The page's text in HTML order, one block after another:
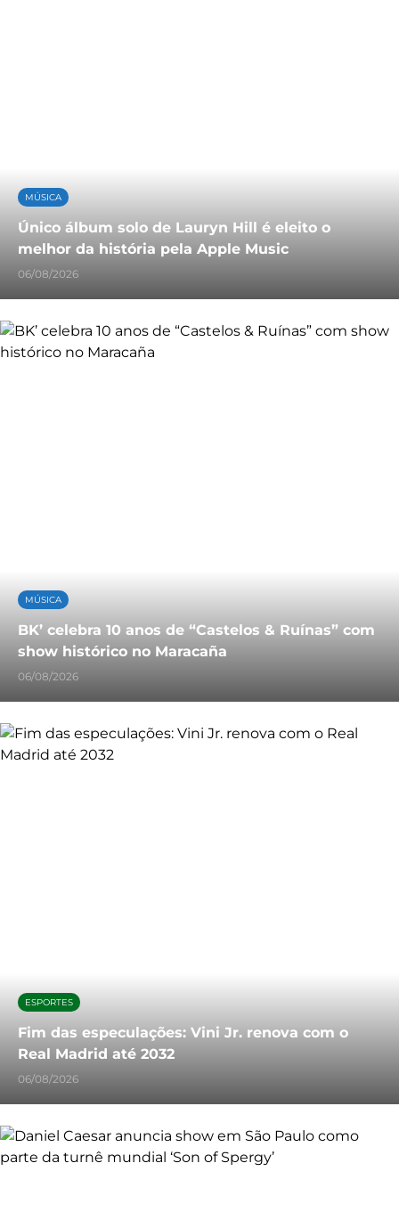
MÚSICA
Único álbum solo de Lauryn Hill é eleito o
melhor da história pela Apple Music
06/08/2026
MÚSICA
BK’ celebra 10 anos de “Castelos & Ruínas” com
show histórico no Maracaña
06/08/2026
ESPORTES
Fim das especulações: Vini Jr. renova com o
Real Madrid até 2032
06/08/2026